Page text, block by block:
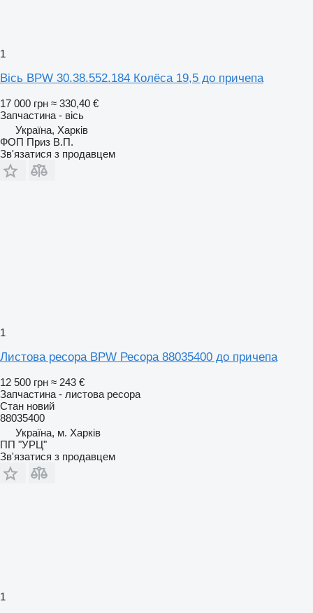
1
Вісь BPW 30.38.552.184 Колёса 19,5 до причепа
17 000 грн ≈ 330,40 €
Запчастина - вісь
Україна, Харків
ФОП Приз В.П.
Зв'язатися з продавцем
1
Листова ресора BPW Ресора 88035400 до причепа
12 500 грн ≈ 243 €
Запчастина - листова ресора
Стан новий
88035400
Україна, м. Харків
ПП "УРЦ"
Зв'язатися з продавцем
1